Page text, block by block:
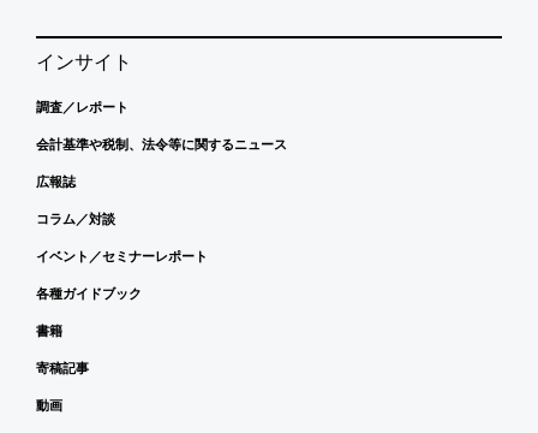
インサイト
調査／レポート
会計基準や税制、法令等に関するニュース
広報誌
コラム／対談
イベント／セミナーレポート
各種ガイドブック
書籍
寄稿記事
動画